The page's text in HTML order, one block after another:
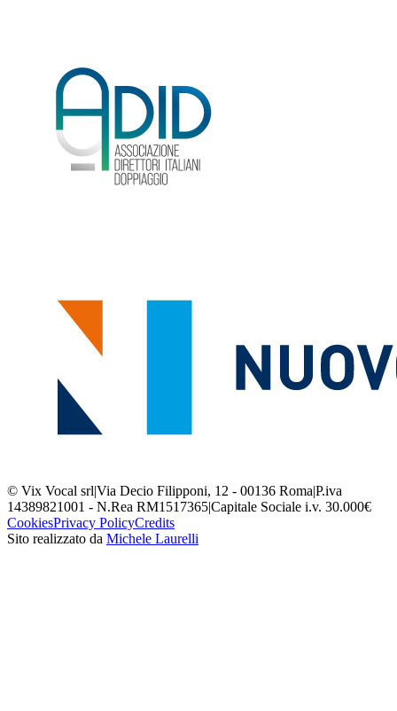
© Vix Vocal srl|Via Decio Filipponi, 12 - 00136 Roma|P.iva
14389821001 - N.Rea RM1517365|Capitale Sociale i.v. 30.000€
CookiesPrivacy PolicyCredits
Sito realizzato da Michele Laurelli